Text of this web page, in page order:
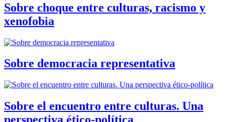
Sobre choque entre culturas, racismo y
xenofobia
Sobre democracia representativa
Sobre el encuentro entre culturas. Una